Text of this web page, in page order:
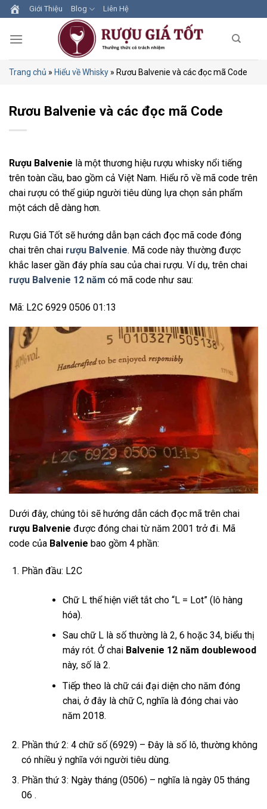
Skip
to
content
Giới Thiệu Blog Liên Hệ
Trang chủ » Hiểu về Whisky » Rươu Balvenie và các đọc mã Code
Rươu Balvenie và các đọc mã Code
Rượu Balvenie là một thương hiệu rượu whisky nổi tiếng
trên toàn cầu, bao gồm cả Việt Nam. Hiểu rõ về mã code trên
chai rượu có thể giúp người tiêu dùng lựa chọn sản phẩm
một cách dễ dàng hơn.
Rượu Giá Tốt sẽ hướng dẫn bạn cách đọc mã code đóng
chai trên chai rượu Balvenie. Mã code này thường được
khắc laser gần đáy phía sau của chai rượu. Ví dụ, trên chai
rượu Balvenie 12 năm có mã code như sau:
Mã: L2C 6929 0506 01:13
Dưới đây, chúng tôi sẽ hướng dẫn cách đọc mã trên chai
rượu Balvenie được đóng chai từ năm 2001 trở đi. Mã
code của Balvenie bao gồm 4 phần:
Phần đầu: L2C
Chữ L thể hiện viết tắt cho “L = Lot” (lô hàng
hóa).
Sau chữ L là số thường là 2, 6 hoặc 34, biểu thị
máy rót. Ở chai Balvenie 12 năm doublewood
này, số là 2.
Tiếp theo là chữ cái đại diện cho năm đóng
chai, ở đây là chữ C, nghĩa là đóng chai vào
năm 2018.
Phần thứ 2: 4 chữ số (6929) – Đây là số lô, thường không
có nhiều ý nghĩa với người tiêu dùng.
Phần thứ 3: Ngày tháng (0506) – nghĩa là ngày 05 tháng
06 .